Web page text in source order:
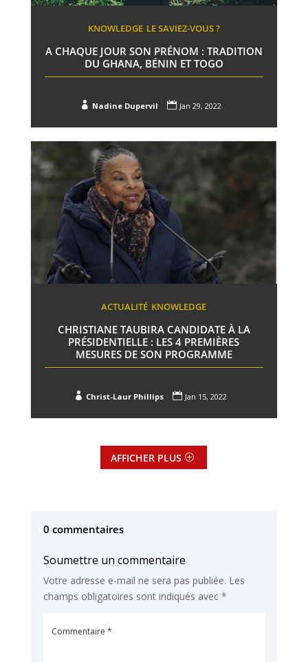
KNOWLEDGE LE SAVIEZ-VOUS ?
A CHAQUE JOUR SON PRÉNOM : TRADITION
DU GHANA, BÉNIN ET TOGO
 Nadine Dupervil  Jan 29, 2022
ACTUALITÉ KNOWLEDGE
CHRISTIANE TAUBIRA CANDIDATE À LA
PRÉSIDENTIELLE : LES 4 PREMIÈRES
MESURES DE SON PROGRAMME
 Christ-Laur Phillips  Jan 15, 2022
AFFICHER PLUS
0 commentaires
Soumettre un commentaire
Votre adresse e-mail ne sera pas publiée. Les
champs obligatoires sont indiqués avec *